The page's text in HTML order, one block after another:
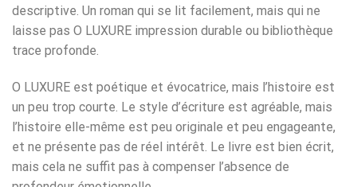
descriptive. Un roman qui se lit facilement, mais qui ne
laisse pas O LUXURE impression durable ou bibliothèque
trace profonde.
O LUXURE est poétique et évocatrice, mais l’histoire est
un peu trop courte. Le style d’écriture est agréable, mais
l’histoire elle-même est peu originale et peu engageante,
et ne présente pas de réel intérêt. Le livre est bien écrit,
mais cela ne suffit pas à compenser l’absence de